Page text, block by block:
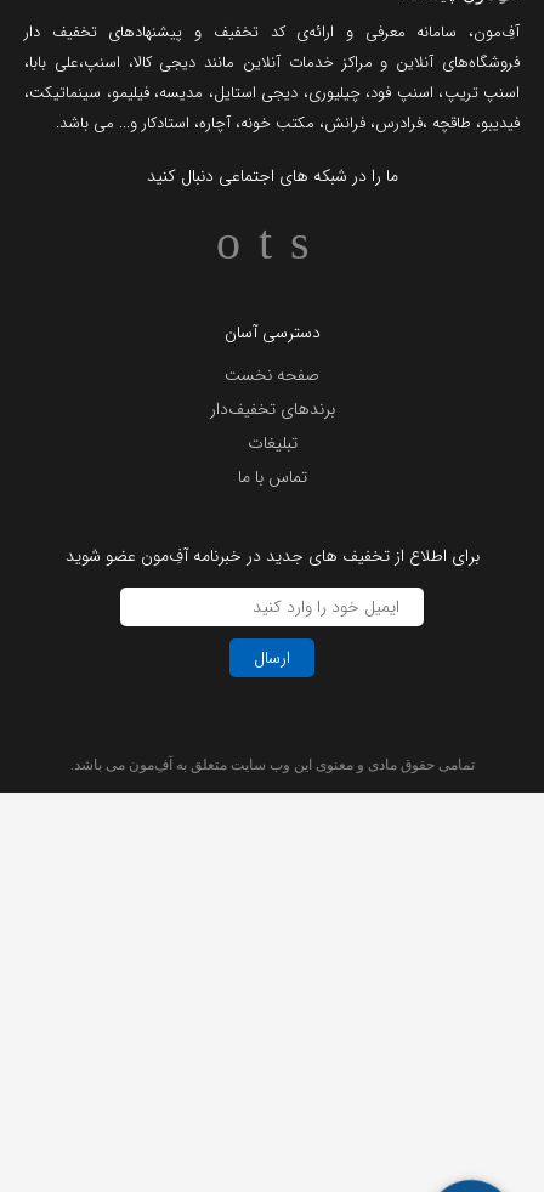
آفِ‌مون، سامانه معرفی و ارائه‌یکد تخفیف و پیشنهادهای تخفیف دار
فروشگاه‌های آنلاین و مراکز خدمات آنلاین مانند دیجی کالا، اسنپ،علی بابا،
اسنپ تریپ، اسنپ فود،چیلیوری، دیجی استایل، مدیسه،فیلیمو، سینماتیکت،
فیدیبو، طاقچه ،فرادرس، فرانش، مکتب خونه،آچاره، استادکار و... می باشد.
ما را در شبکه های اجتماعی دنبال کنید
دسترسی آسان
صفحه نخست
برندهای تخفیف‌دار
تبلیغات
تماس با ما
برای اطلاع از تخفیف های جدید در خبرنامه آفِ‌مون عضو شوید
ارسال
تمامی حقوق مادی و معنوی این وب سایت متعلق به آفِ‌مون می باشد.